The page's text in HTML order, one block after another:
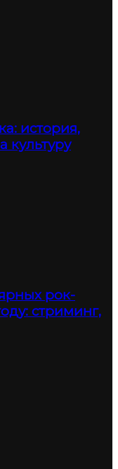
история,
культуру
рок-
стриминг,